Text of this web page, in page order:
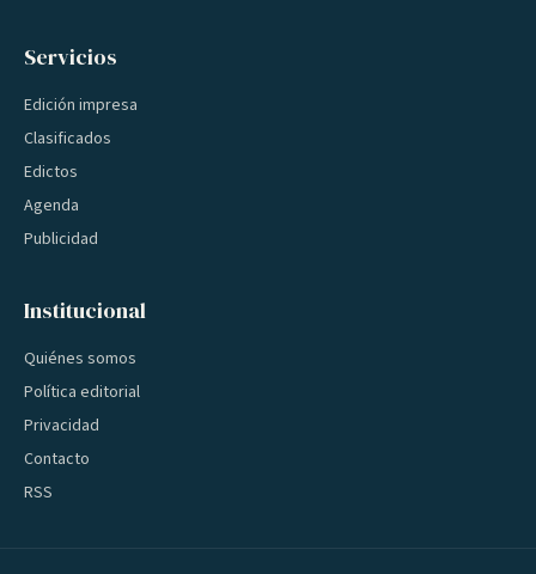
Servicios
Edición impresa
Clasificados
Edictos
Agenda
Publicidad
Institucional
Quiénes somos
Política editorial
Privacidad
Contacto
RSS